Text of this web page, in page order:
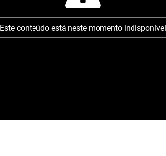
Este conteúdo está neste momento indisponível